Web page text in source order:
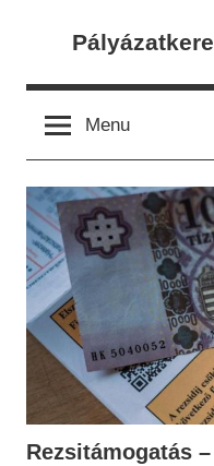
Menu
Rezsitámogatás